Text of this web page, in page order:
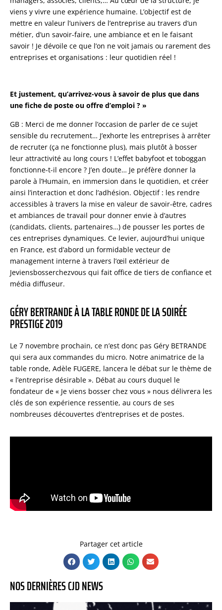
viens y vivre une expérience humaine. L’objectif est de
mettre en valeur l’univers de l’entreprise au travers d’un
métier, d’un savoir-faire, une ambiance et en le faisant
savoir ! Je dévoile ce que l’on ne voit jamais ou rarement des
entreprises et organisations : leur quotidien réel !
Et justement, qu’arrivez-vous à savoir de plus que dans
une fiche de poste ou offre d’emploi ? »
GB : Merci de me donner l’occasion de parler de ce sujet
sensible du recrutement… J’exhorte les entreprises à arrêter
de recruter (ça ne fonctionne plus), mais plutôt à bosser
leur attractivité au long cours ! L’effet babyfoot et toboggan
fonctionne-t-il encore ? J’en doute… Je préfère donner la
parole à l’Humain, en immersion dans le quotidien, et créer
ainsi l’interaction et donc l’adhésion. Objectif : les rendre
accessibles à travers la mise en valeur de savoir-être, cadres
et ambiances de travail pour donner envie à d’autres
(candidats, clients, partenaires…) de pousser les portes de
ces entreprises dynamiques. Ce levier, aujourd’hui unique
en France, est d’abord un formidable vecteur de
management interne à travers l’œil extérieur de
Jeviensbosserchezvous qui fait office de tiers de confiance et
média diffuseur.
GÉRY BERTRANDE À LA TABLE RONDE DE LA SOIRÉE
PRESTIGE 2019
Le 7 novembre prochain, ce n’est donc pas Géry BETRANDE
qui sera aux commandes du micro. Notre animatrice de la
table ronde, Adèle FUGERE, lancera le débat sur le thème de
« l’entreprise désirable ». Débat au cours duquel le
fondateur de « Je viens bosser chez vous » nous délivrera les
clés de son expérience ressentie, au cours de ses
nombreuses découvertes d’entreprises et de postes.
Partager cet article
NOS DERNIÈRES CJD NEWS